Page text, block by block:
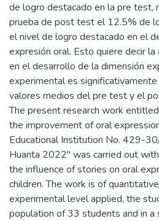
de logro destacado en la pre test,
prueba de post test el 12.5% de
el nivel de logro destacado en el
expresión oral. Esto quiere decir
en el desarrollo de la dimensión
experimental es
valores medios del pre test y el
The present research work
the improvement of oral
Educational Institution No. 429-
Huanta 2022" was carried out
the influence of stories on oral
children. The work is of
experimental level applied, the
population of 33 students and in a